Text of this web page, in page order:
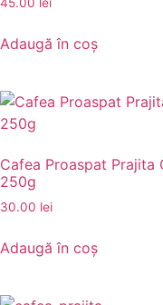
Adaugă în coș
Cafea Proaspat Prajita
250g
30.00 lei
Adaugă în coș